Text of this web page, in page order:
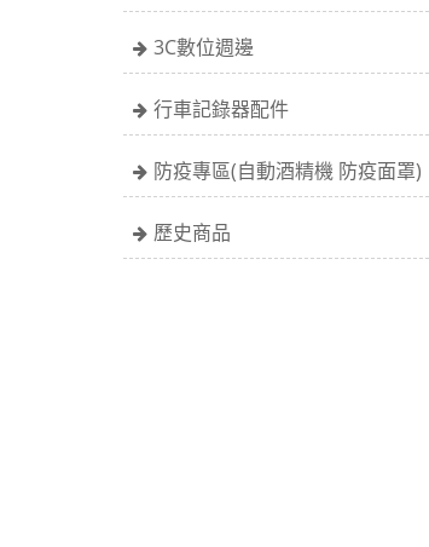
3C數位週邊
行車記錄器配件
防疫專區(自動酒精機 防疫面罩)
歷史商品